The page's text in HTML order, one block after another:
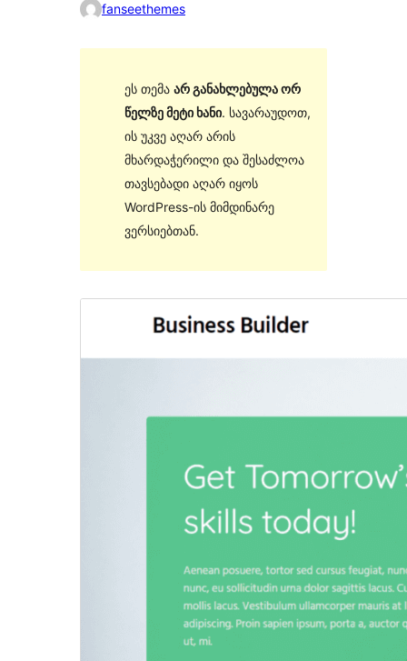
fanseethemes
ეს თემა არ განახლებულა ორ
წელზე მეტი ხანი. სავარაუდოთ,
ის უკვე აღარ არის
მხარდაჭერილი და შესაძლოა
თავსებადი აღარ იყოს
WordPress-ის მიმდინარე
ვერსიებთან.